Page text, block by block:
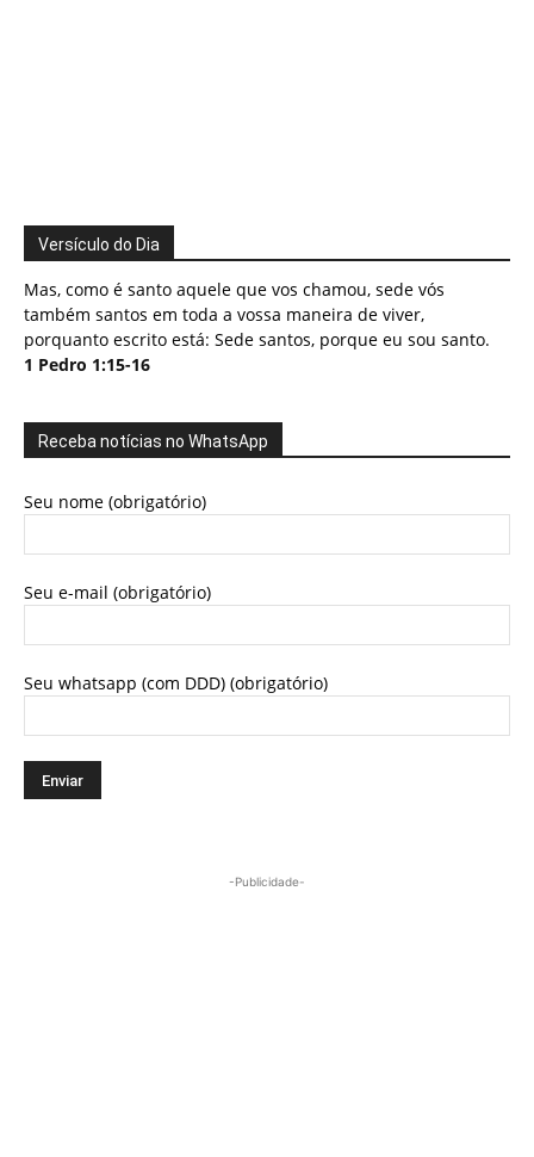
Versículo do Dia
Mas, como é santo aquele que vos chamou, sede vós
também santos em toda a vossa maneira de viver,
porquanto escrito está: Sede santos, porque eu sou santo.
1 Pedro 1:15-16
Receba notícias no WhatsApp
Seu nome (obrigatório)
Seu e-mail (obrigatório)
Seu whatsapp (com DDD) (obrigatório)
-Publicidade-